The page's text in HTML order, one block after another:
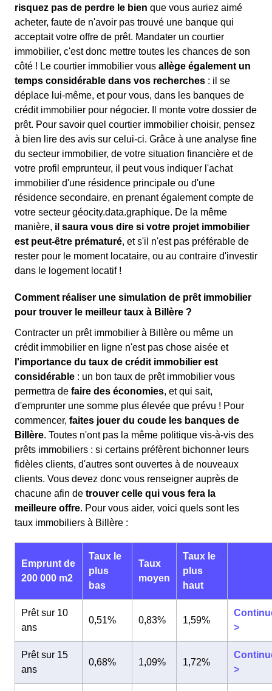
risquez pas de perdre le bien que vous auriez aimé
acheter, faute de n'avoir pas trouvé une banque qui
acceptait votre offre de prêt. Mandater un courtier
immobilier, c'est donc mettre toutes les chances de son
côté ! Le courtier immobilier vous allège également un
temps considérable dans vos recherches : il se
déplace lui-même, et pour vous, dans les banques de
crédit immobilier pour négocier. Il monte votre dossier de
prêt. Pour savoir quel courtier immobilier choisir, pensez
à bien lire des avis sur celui-ci. Grâce à une analyse fine
du secteur immobilier, de votre situation financière et de
votre profil emprunteur, il peut vous indiquer l'achat
immobilier d'une résidence principale ou d'une
résidence secondaire, en prenant également compte de
votre secteur géocity.data.graphique. De la même
manière, il saura vous dire si votre projet immobilier
est peut-être prématuré, et s'il n'est pas préférable de
rester pour le moment locataire, ou au contraire d'investir
dans le logement locatif !
Comment réaliser une simulation de prêt immobilier
pour trouver le meilleur taux à Billère ?
Contracter un prêt immobilier à Billère ou même un
crédit immobilier en ligne n'est pas chose aisée et
l'importance du taux de crédit immobilier est
considérable : un bon taux de prêt immobilier vous
permettra de faire des économies, et qui sait,
d'emprunter une somme plus élevée que prévu ! Pour
commencer, faites jouer du coude les banques de
Billère. Toutes n'ont pas la même politique vis-à-vis des
prêts immobiliers : si certains préfèrent bichonner leurs
fidèles clients, d'autres sont ouvertes à de nouveaux
clients. Vous devez donc vous renseigner auprès de
chacune afin de trouver celle qui vous fera la
meilleure offre. Pour vous aider, voici quels sont les
taux immobiliers à Billère :
Emprunt de
200 000 m2
Taux le
plus
bas
Taux
moyen
Taux le
plus
haut
Prêt sur 10
ans
0,51% 0,83% 1,59%
>
Prêt sur 15
ans
0,68% 1,09% 1,72%
>